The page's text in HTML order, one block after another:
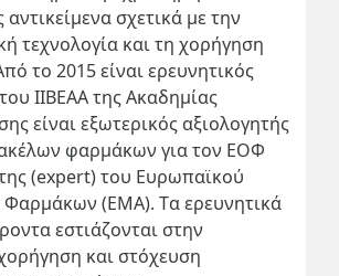
σχετικά με την
τεχνολογία και τη χορήγηση
το 2015 είναι ερευνητικός
ΙΙΒΕΑΑ της Ακαδημίας
είναι εξωτερικός αξιολογητής
φαρμάκων για τον ΕΟΦ
(expert) του Ευρωπαϊκού
(ΕΜΑ). Tα ερευνητικά
εστιάζονται στην
και στόχευση